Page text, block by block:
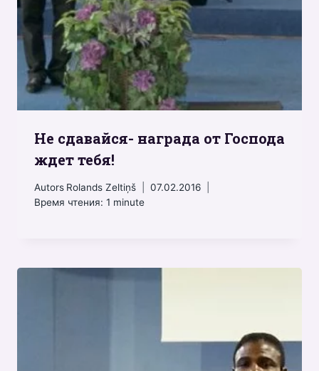
Не сдавайся- награда от Господа
ждет тебя!
Autors Rolands Zeltiņš
07.02.2016
Время чтения: 1 minute